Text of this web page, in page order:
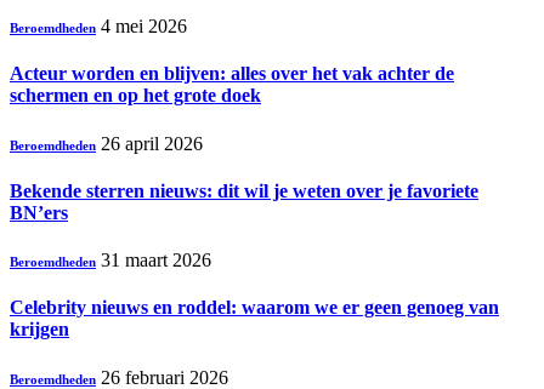
Beroemdheden 4 mei 2026
Acteur worden en blijven: alles over het vak achter de
schermen en op het grote doek
Beroemdheden 26 april 2026
Bekende sterren nieuws: dit wil je weten over je favoriete
BN’ers
Beroemdheden 31 maart 2026
Celebrity nieuws en roddel: waarom we er geen genoeg van
krijgen
Beroemdheden 26 februari 2026